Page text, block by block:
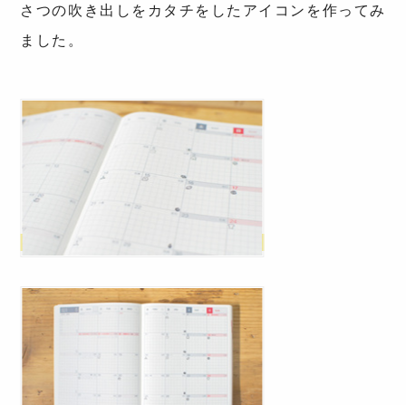
さつの吹き出しをカタチをしたアイコンを作ってみ
ました。